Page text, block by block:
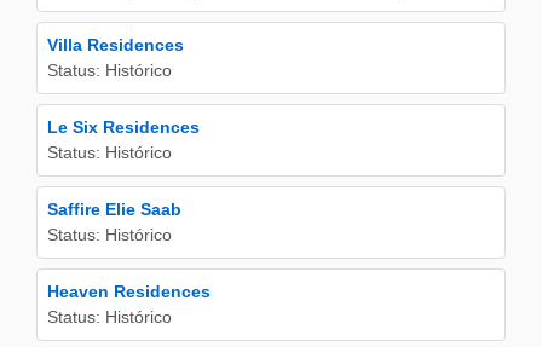
Villa Residences
Status: Histórico
Le Six Residences
Status: Histórico
Saffire Elie Saab
Status: Histórico
Heaven Residences
Status: Histórico